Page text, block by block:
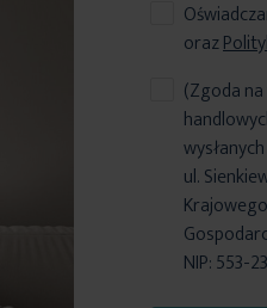
oraz
(Zgoda
ul.
NIP: 553-